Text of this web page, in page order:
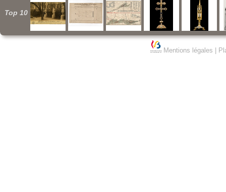
Top 10
Mentions légales